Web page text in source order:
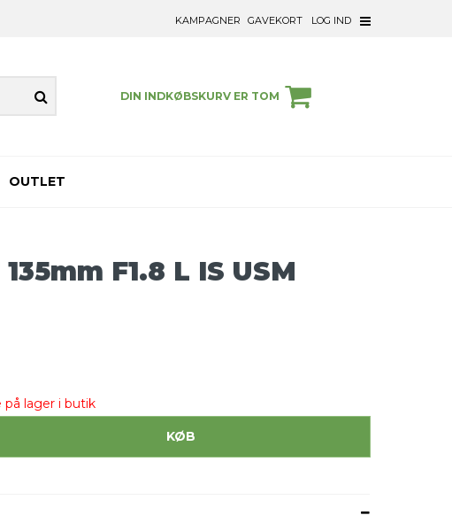
KAMPAGNER GAVEKORT LOG IND
DIN INDKØBSKURV ER TOM
OUTLET
F1.8 L IS USM
på lager i butik
KØB